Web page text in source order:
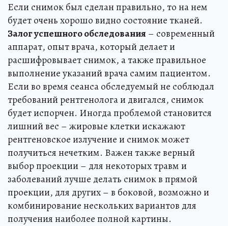
Если снимок был сделан правильно, то на нем
будет очень хорошо видно состояние тканей.
Залог успешного обследования – современный
аппарат, опыт врача, который делает и
расшифровывает снимок, а также правильное
выполнение указаний врача самим пациентом.
Если во время сеанса обследуемый не соблюдал
требований рентгенолога и двигался, снимок
будет испорчен. Иногда проблемой становится
лишний вес – жировые клетки искажают
рентгеновское излучение и снимок может
получиться нечетким. Важен также верный
выбор проекции – для некоторых травм и
заболеваний лучше делать снимок в прямой
проекции, для других – в боковой, возможно и
комбинирование нескольких вариантов для
получения наиболее полной картины.